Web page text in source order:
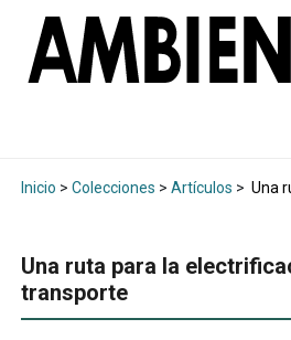
Inicio > Colecciones > Artículos > Una
Una ruta para la
transporte